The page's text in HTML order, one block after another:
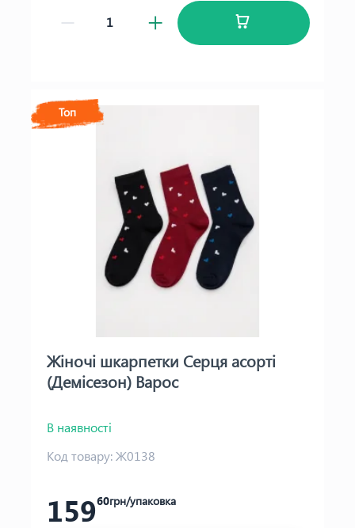
Топ
Жіночі шкарпетки Серця асорті
(Демісезон) Варос
В наявності
Код товару:Ж0138
15960грн/упаковка